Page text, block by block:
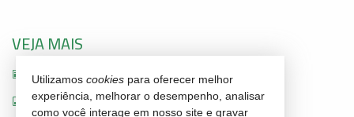
VEJA MAIS
receba nosso newsletter
indicadores financeiros
Utilizamos cookies para oferecer melhor
experiência, melhorar o desempenho, analisar
como você interage em nosso site e gravar